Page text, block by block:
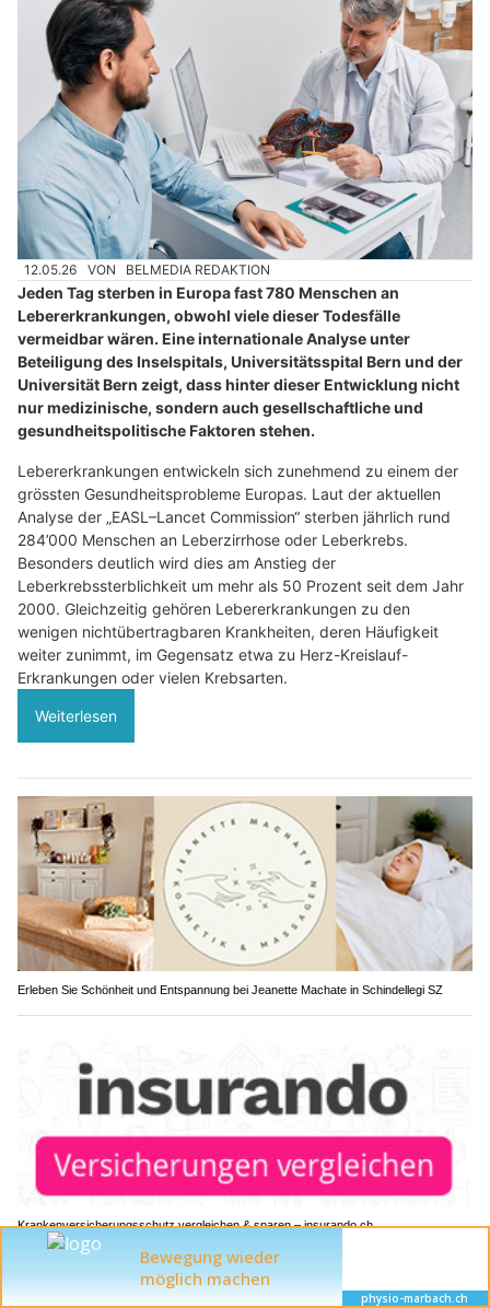
12.05.26 VON BELMEDIA REDAKTION
Jeden Tag sterben in Europa fast 780 Menschen an
Lebererkrankungen, obwohl viele dieser Todesfälle
vermeidbar wären. Eine internationale Analyse unter
Beteiligung des Inselspitals, Universitätsspital Bern und der
Universität Bern zeigt, dass hinter dieser Entwicklung nicht
nur medizinische, sondern auch gesellschaftliche und
gesundheitspolitische Faktoren stehen.
Lebererkrankungen entwickeln sich zunehmend zu einem der
grössten Gesundheitsprobleme Europas. Laut der aktuellen
Analyse der „EASL–Lancet Commission“ sterben jährlich rund
284’000 Menschen an Leberzirrhose oder Leberkrebs.
Besonders deutlich wird dies am Anstieg der
Leberkrebssterblichkeit um mehr als 50 Prozent seit dem Jahr
2000. Gleichzeitig gehören Lebererkrankungen zu den
wenigen nichtübertragbaren Krankheiten, deren Häufigkeit
weiter zunimmt, im Gegensatz etwa zu Herz-Kreislauf-
Erkrankungen oder vielen Krebsarten.
Weiterlesen
Erleben Sie Schönheit und Entspannung bei Jeanette Machate in Schindellegi SZ
Krankenversicherungsschutz vergleichen & sparen – insurando.ch